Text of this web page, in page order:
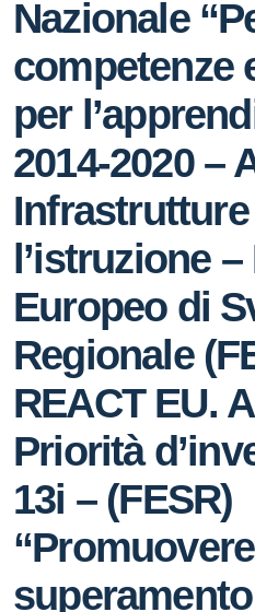
Nazionale
competenze
per
2014-2020 –
l’istruzione
Europeo di
Regionale
REACT EU.
Priorità
13i – (FESR)